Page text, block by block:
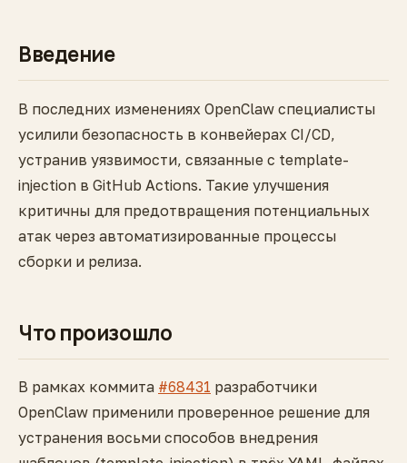
Введение
В последних изменениях OpenClaw специалисты
усилили безопасность в конвейерах CI/CD,
устранив уязвимости, связанные с template-
injection в GitHub Actions. Такие улучшения
критичны для предотвращения потенциальных
атак через автоматизированные процессы
сборки и релиза.
Что произошло
В рамках коммита #68431 разработчики
OpenClaw применили проверенное решение для
устранения восьми способов внедрения